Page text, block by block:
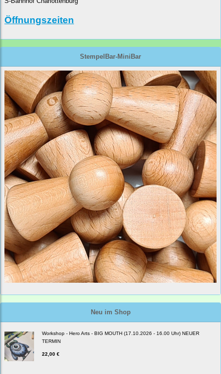
Öffnungszeiten
StempelBar-MiniBar
Neu im Shop
Workshop - Hero Arts - BIG MOUTH (17.10.2026 - 16.00 Uhr) NEUER
TERMIN
22,00 €